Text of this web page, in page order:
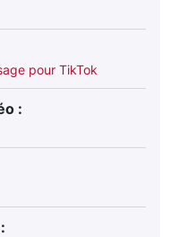
pour TikTok
: